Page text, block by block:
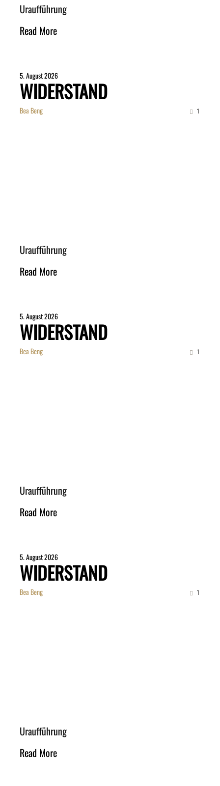
Uraufführung
Read More
5. August 2026
WIDERSTAND
Bea Beng 1
Uraufführung
Read More
5. August 2026
WIDERSTAND
Bea Beng 1
Uraufführung
Read More
5. August 2026
WIDERSTAND
Bea Beng 1
Uraufführung
Read More